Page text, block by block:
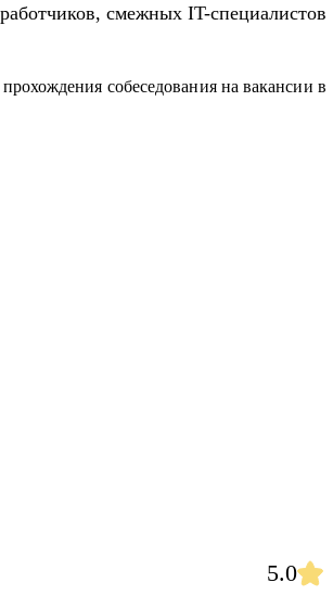
смежных IT-специалистов
собеседования на вакансии в
5.0